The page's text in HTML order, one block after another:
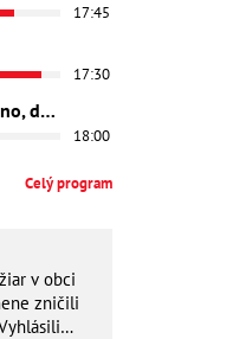
17:45
17:30
Bučkovci 2 - Slnko, seno, dedina
18:00
Celý program
v obci
zničili